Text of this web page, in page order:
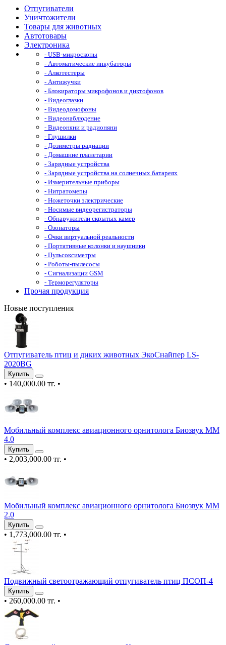
Отпугиватели
Уничтожители
Товары для животных
Автотовары
Электроника
- USB-микроскопы
- Автоматические инкубаторы
- Алкотестеры
- Антижучки
- Блокираторы микрофонов и диктофонов
- Видеоглазки
- Видеодомофоны
- Видеонаблюдение
- Видеоняни и радионяни
- Глушилки
- Дозиметры радиации
- Домашние планетарии
- Зарядные устройства
- Зарядные устройства на солнечных батареях
- Измерительные приборы
- Нитратомеры
- Ножеточки электрические
- Носимые видеорегистраторы
- Обнаружители скрытых камер
- Озонаторы
- Очки виртуальной реальности
- Портативные колонки и наушники
- Пульсоксиметры
- Роботы-пылесосы
- Сигнализации GSM
- Терморегуляторы
Прочая продукция
Новые поступления
Отпугиватель птиц и диких животных ЭкоСнайпер LS-
2020BG
Купить
• 140,000.00 тг. •
Мобильный комплекс авиационного орнитолога Биозвук ММ
4.0
Купить
• 2,003,000.00 тг. •
Мобильный комплекс авиационного орнитолога Биозвук ММ
2.0
Купить
• 1,773,000.00 тг. •
Подвижный светоотражающий отпугиватель птиц ПСОП-4
Купить
• 260,000.00 тг. •